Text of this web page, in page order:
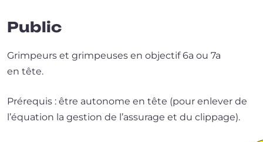
Public
Grimpeurs et grim­peuses en objec­tif 6a ou 7a
en tête.
Prérequis : être auto­nome en tête (pour enle­ver de
l’é­qua­tion la ges­tion de l’as­su­rage et du clippage).